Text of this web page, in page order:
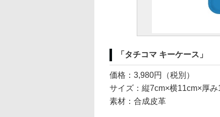
「タチコマ キーケース」
価格：3,980円（税別）
サイズ：縦7cm×横11cm×厚み
素材：合成皮革